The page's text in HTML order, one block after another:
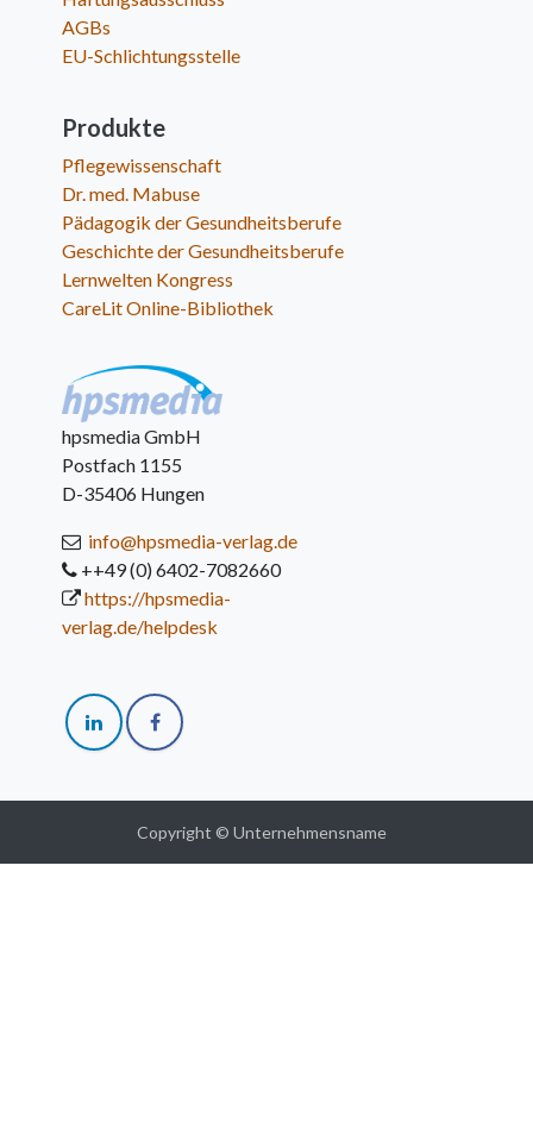
AGBs
EU-Schlichtungsstelle
Produkte
Pflegewissenschaft
Dr. med. Mabuse
Pädagogik der Gesundheitsberufe
Geschichte der Gesundheitsberufe
Lernwelten Kongress
CareLit Online-Bibliothek
hpsmedia GmbH
Postfach 1155
D-35406 Hungen
info@hpsmedia-verlag.de
++49 (0) 6402-7082660
https://hpsmedia-
verlag.de/helpdesk
Copyright © Unternehmensname